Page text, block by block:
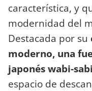
característica, y
modernidad del
Destacada por su
moderno, una
japonés wabi-sabi
espacio de